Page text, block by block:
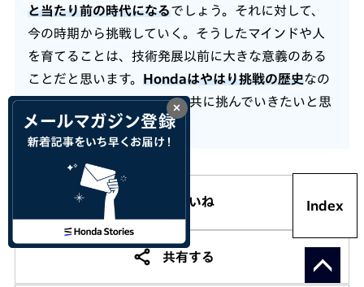
×
と当たり前の時代になるでしょう。それに対して、
今の時期から挑戦していく。そうしたマインドや人
を育てることは、技術発展以前に大きな意義のある
ことだと思います。 Hondaはやはり挑戦の歴史なの
で、これからもJAXAさんと共に挑んでいきたいと思
います。
いいね
共有する
Index